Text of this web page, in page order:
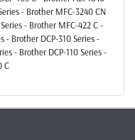
- Brother MFC-3240 CN
- Brother MFC-422 C -
- Brother DCP-310 Series -
- Brother DCP-110 Series -
C